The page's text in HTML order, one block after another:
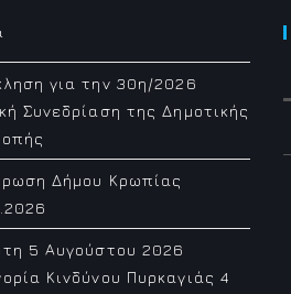
για την 30η/2026
Συνεδρίαση της Δημοτικής
Δήμου Κρωπίας
5 Αυγούστου 2026
Κινδύνου Πυρκαγιάς 4